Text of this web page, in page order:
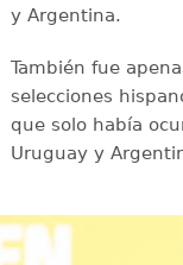
y Argentina.
También fue
selecciones
que solo había
Uruguay y